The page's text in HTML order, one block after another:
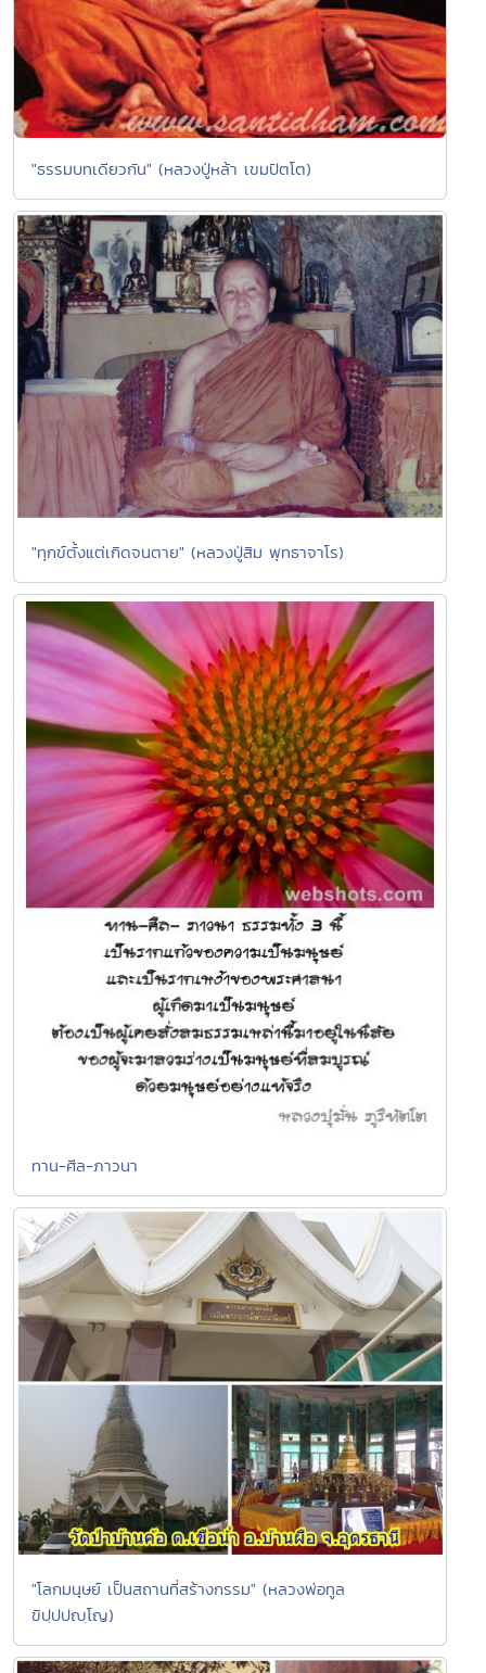
"ธรรมบทเดียวกัน" (หลวงปู่หล้า เขมปัตโต)
"ทุกข์ตั้งแต่เกิดจนตาย" (หลวงปู่สิม พุทธาจาโร)
ทาน-ศีล-ภาวนา
"โลกมนุษย์ เป็นสถานที่สร้างกรรม" (หลวงพ่อทูล
ขิปฺปปญฺโญ)